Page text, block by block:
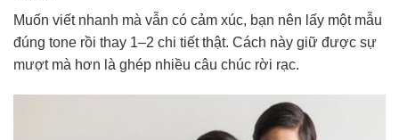
Muốn viết nhanh mà vẫn có cảm xúc, bạn nên lấy một mẫu
đúng tone rồi thay 1–2 chi tiết thật. Cách này giữ được sự
mượt mà hơn là ghép nhiều câu chúc rời rạc.